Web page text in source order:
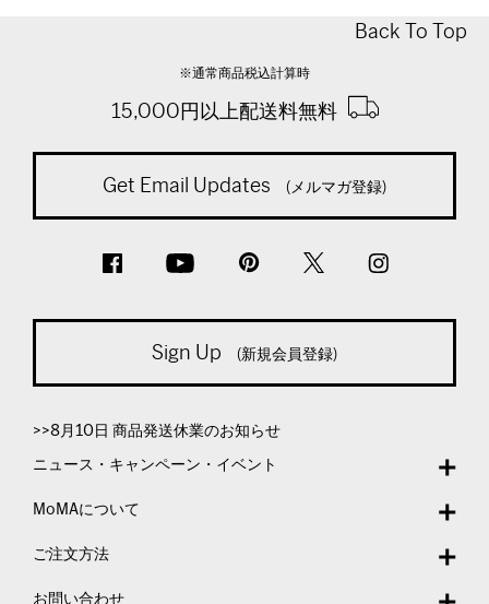
Back To Top
※通常商品税込計算時
15,000円以上配送料無料
Get Email Updates (メルマガ登録)
Sign Up (新規会員登録)
>>8月10日 商品発送休業のお知らせ
ニュース・キャンペーン・イベント
MoMAについて
ご注文方法
お問い合わせ